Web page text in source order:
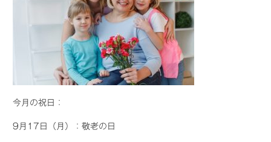
今月の祝日：
9月17日（月）：敬老の日